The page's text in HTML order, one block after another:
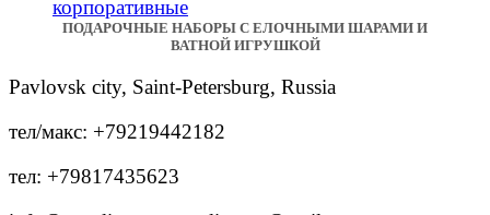
ПОДАРОЧНЫЕ НАБОРЫ С ЕЛОЧНЫМИ ШАРАМИ И
ВАТНОЙ ИГРУШКОЙ
Pavlovsk city, Saint-Petersburg, Russia
тел/макс: +79219442182
тел: +79817435623